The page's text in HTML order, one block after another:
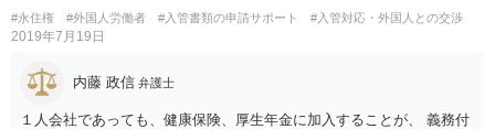
#永住権 #外国人労働者 #入管書類の申請サポート #入管対応・外国人との交渉
2019年7月19日
内藤 政信 弁護士
１人会社であっても、健康保険、厚生年金に加入することが、 義務付